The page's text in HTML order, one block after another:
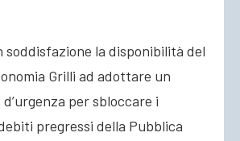
soddisfazione la disponibilità del
Grilli ad adottare un
per sbloccare i
pregressi della Pubblica